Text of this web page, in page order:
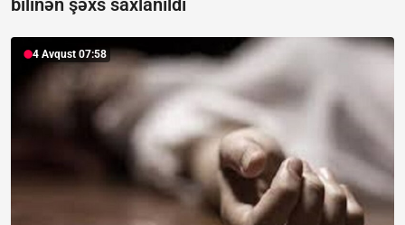
4 Avqust 07:58